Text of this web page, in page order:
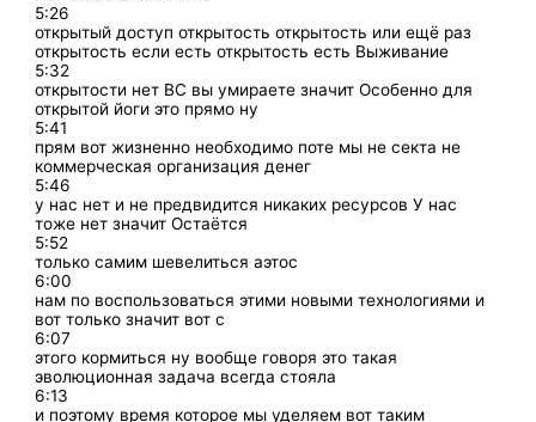
5:26
открытый доступ открытость открытость или ещё раз
открытость если есть открытость есть Выживание
5:32
открытости нет ВС вы умираете значит Особенно для
открытой йоги это прямо ну
5:41
прям вот жизненно необходимо поте мы не секта не
коммерческая организация денег
5:46
у нас нет и не предвидится никаких ресурсов У нас
тоже нет значит Остаётся
5:52
только самим шевелиться аэтос
6:00
нам по воспользоваться этими новыми технологиями и
вот только значит вот с
6:07
этого кормиться ну вообще говоря это такая
эволюционная задача всегда стояла
6:13
и поэтому время которое мы уделяем вот таким